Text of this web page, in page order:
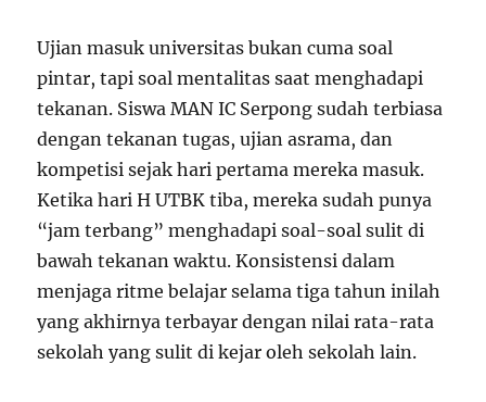
Ujian masuk universitas bukan cuma soal
pintar, tapi soal mentalitas saat menghadapi
tekanan. Siswa MAN IC Serpong sudah terbiasa
dengan tekanan tugas, ujian asrama, dan
kompetisi sejak hari pertama mereka masuk.
Ketika hari H UTBK tiba, mereka sudah punya
“jam terbang” menghadapi soal-soal sulit di
bawah tekanan waktu. Konsistensi dalam
menjaga ritme belajar selama tiga tahun inilah
yang akhirnya terbayar dengan nilai rata-rata
sekolah yang sulit di kejar oleh sekolah lain.